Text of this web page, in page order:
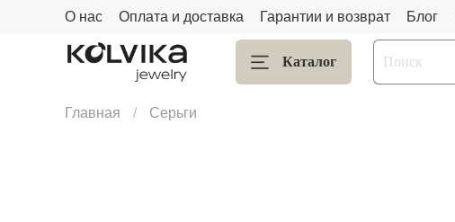
О нас Оплата и доставка Гарантии и возврат Блог
Каталог
Главная Серьги